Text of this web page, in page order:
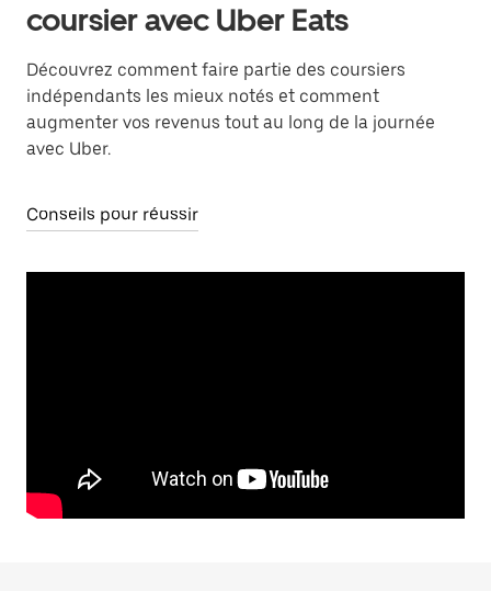
coursier avec Uber Eats
Découvrez comment faire partie des coursiers
indépendants les mieux notés et comment
augmenter vos revenus tout au long de la journée
avec Uber.
Conseils pour réussir